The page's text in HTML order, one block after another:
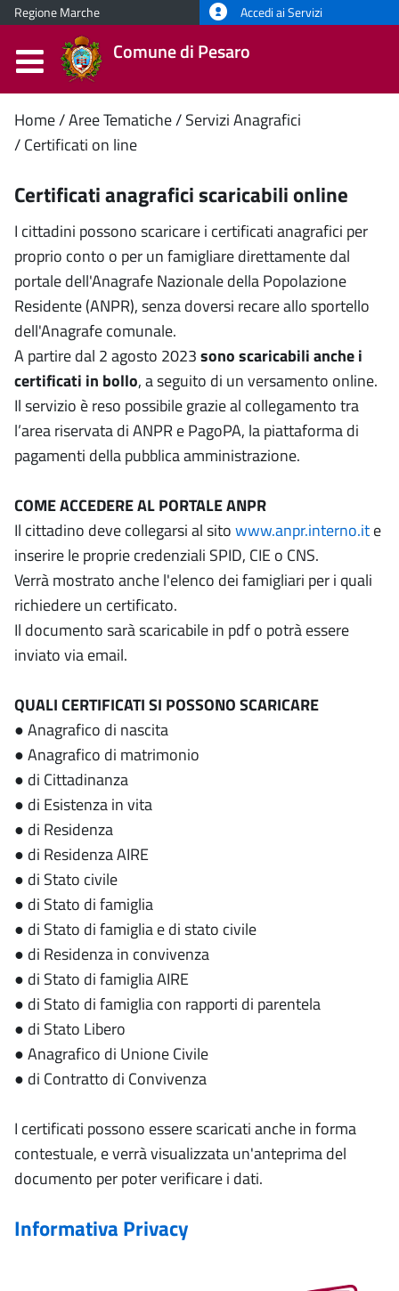
Regione Marche Accedi ai Servizi
Comune di Pesaro
Contenuto
Home Aree Tematiche Servizi Anagrafici
Certificati on line
Certificati anagrafici scaricabili online
I cittadini possono scaricare i certificati anagrafici per
proprio conto o per un famigliare direttamente dal
portale dell'Anagrafe Nazionale della Popolazione
Residente (ANPR), senza doversi recare allo sportello
dell'Anagrafe comunale.
A partire dal 2 agosto 2023sono scaricabili anche i
certificati in bollo, a seguito di un versamento online.
Il servizio è reso possibile grazie al collegamento tra
l’area riservata di ANPR e PagoPA, la piattaforma di
pagamenti della pubblica amministrazione.
COME ACCEDERE AL PORTALE ANPR
Il cittadino deve collegarsi al sitowww.anpr.interno.ite
inserire le proprie credenziali SPID, CIE o CNS.
Verrà mostrato anche l'elenco dei famigliari per i quali
richiedere un certificato.
Il documento sarà scaricabile in pdf o potrà essere
inviato via email.
QUALI CERTIFICATI SI POSSONO SCARICARE
● Anagrafico di nascita
● Anagrafico di matrimonio
● di Cittadinanza
● di Esistenza in vita
● di Residenza
● di Residenza AIRE
● di Stato civile
● di Stato di famiglia
● di Stato di famiglia e di stato civile
● di Residenza in convivenza
● di Stato di famiglia AIRE
● di Stato di famiglia con rapporti di parentela
● di Stato Libero
● Anagrafico di Unione Civile
● di Contratto di Convivenza
I certificati possono essere scaricati anche in forma
contestuale, e verrà visualizzata un'anteprima del
documento per poter verificare i dati.
Informativa Privacy